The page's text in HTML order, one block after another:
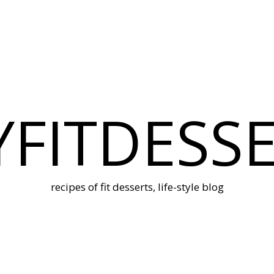
recipes of fit desserts, life-style blog